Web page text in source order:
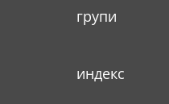
групи
индекс